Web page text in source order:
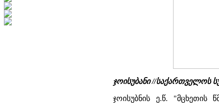
ჯოისუბანი //საქართველოს
ჯოისუბნის ე.წ. "მცხეთის